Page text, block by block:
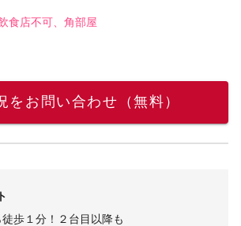
食店不可、角部屋
をお問い合わせ（無料）
徒歩１分！２台目以降も